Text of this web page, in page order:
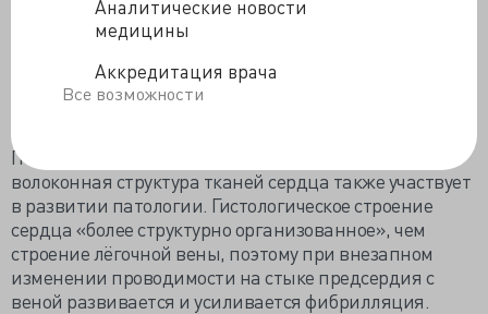
Аналитические новости
медицины
Аккредитация врача
Все возможности
частности, значимая разница электрической
объясняет, почему именно состояние лёгочной вены
приводит к электрической нестабильности
Помимо этого учёным удалось установить, что
волоконная структура тканей сердца также участвует
в развитии патологии. Гистологическое строение
сердца «более структурно организованное», чем
строение лёгочной вены, поэтому при внезапном
изменении проводимости на стыке предсердия с
веной развивается и усиливается фибрилляция.